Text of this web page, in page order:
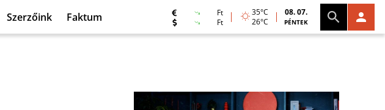
Szerzőink Faktum
Ft
Ft
35°C
26°C
08. 07.
PÉNTEK